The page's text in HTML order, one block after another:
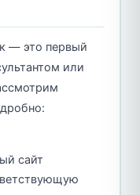
— это первый
или
сайт